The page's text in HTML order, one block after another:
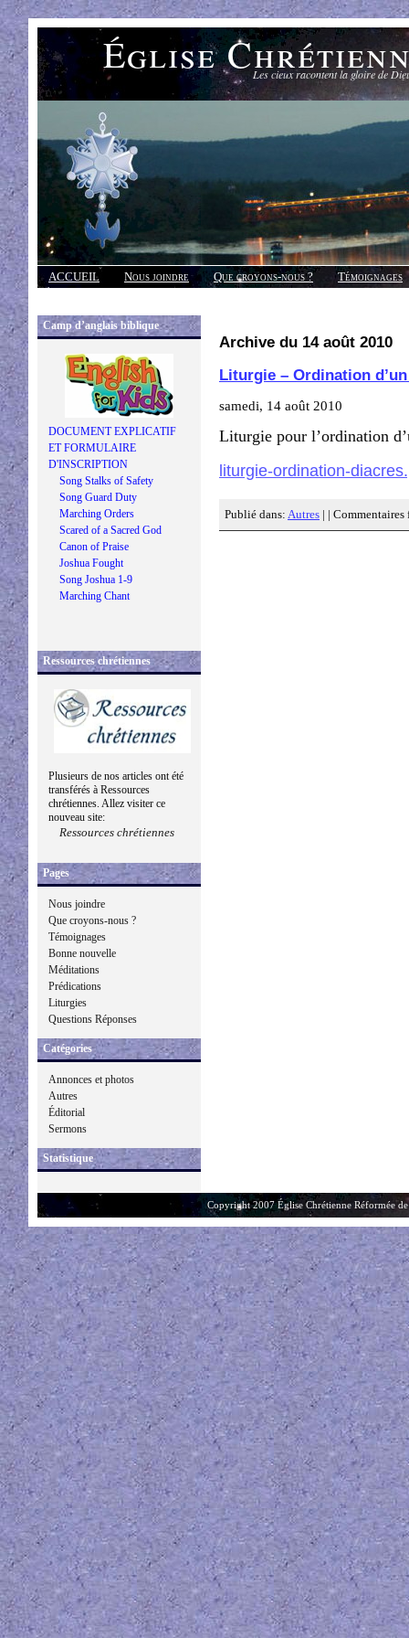
Église Les cieux racontent la gloire de
ACCUEIL Nous joindre Que croyons-nous ?
Témoignages
Réponses
Camp d’anglais biblique
DOCUMENT EXPLICATIF
ET FORMULAIRE
D'INSCRIPTION
Song Stalks of Safety
Song Guard Duty
Marching Orders
Scared of a Sacred God
Canon of Praise
Joshua Fought
Song Joshua 1-9
Marching Chant
Ressources chrétiennes
Plusieurs de nos articles ont été
transférés à Ressources
chrétiennes. Allez visiter ce
nouveau site:
Ressources chrétiennes
Pages
Nous joindre
Que croyons-nous ?
Témoignages
Bonne nouvelle
Méditations
Prédications
Liturgies
Questions Réponses
Catégories
Annonces et photos
Autres
Éditorial
Sermons
Statistique
Archive du 14 août 2010
Liturgie – Ordination
samedi, 14 août 2010
Liturgie pour l’ordination
liturgie-ordination-
Publié dans: Autres | | Commentaires
Copyright 2007 Église Chrétienne Réformée